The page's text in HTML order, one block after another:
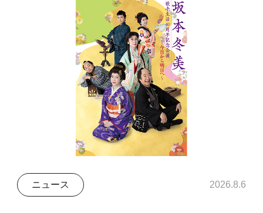
ニュース 2026.8.6